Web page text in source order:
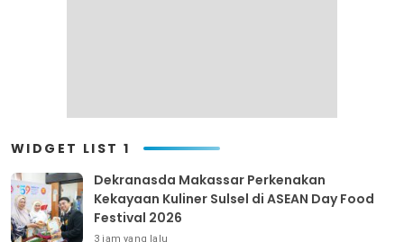
WIDGET LIST 1
Dekranasda Makassar Perkenakan
Kekayaan Kuliner Sulsel di ASEAN Day Food
Festival 2026
3 jam yang lalu